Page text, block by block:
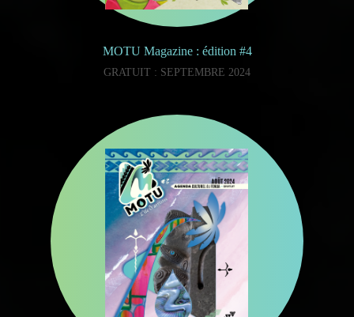
MOTU Magazine : édition #4
GRATUIT : SEPTEMBRE 2024